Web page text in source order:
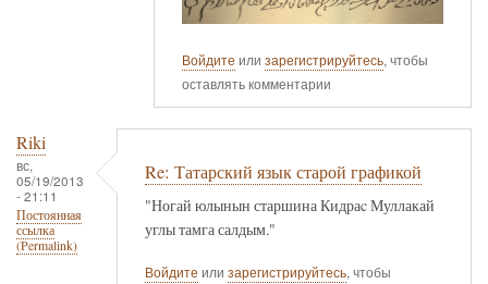
Войдите или зарегистрируйтесь, чтобы
оставлять комментарии
Riki
вс,
05/19/2013
- 21:11
Постоянная
ссылка
(Permalink)
Re: Татарский язык старой графикой
"Ногай юлынын старшина Кидраc Муллакай
углы тамга салдым."
Войдите или зарегистрируйтесь, чтобы